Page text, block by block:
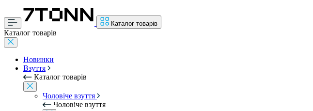
Каталог товарів
Каталог товарів
Новинки
Взуття
Каталог товарів
Чоловіче взуття
Чоловіче взуття